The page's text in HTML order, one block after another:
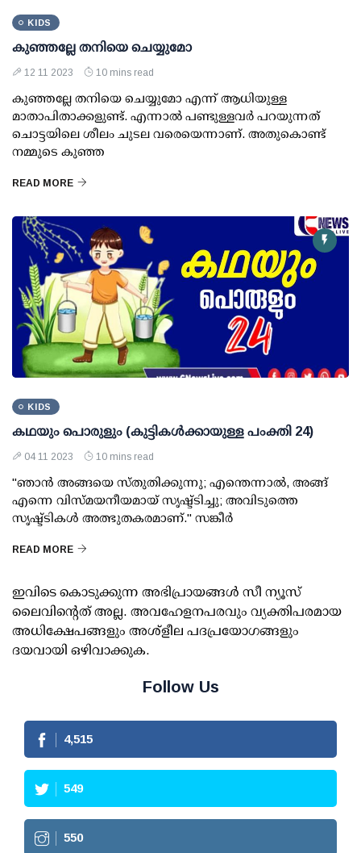
KIDS
കുഞ്ഞല്ലേ തനിയെ ചെയ്യുമോ
12 11 2023 10 mins read
കുഞ്ഞല്ലേ തനിയെ ചെയ്യുമോ എന്ന് ആധിയുള്ള
മാതാപിതാക്കളുണ്ട്. എന്നാല്‍ പണ്ടുള്ളവര്‍ പറയുന്നത്
ചൊട്ടയിലെ ശീലം ചുടല വരെയെന്നാണ്. അതുകൊണ്ട്
നമ്മുടെ കുഞ്ഞ
READ MORE
KIDS
കഥയും പൊരുളും (കുട്ടികൾക്കായുള്ള പംക്തി 24)
04 11 2023 10 mins read
"ഞാൻ അങ്ങയെ സ്തുതിക്കുന്നു; എന്തെന്നാൽ, അങ്ങ്
എന്നെ വിസ്മയനീയമായ് സൃഷ്ട്ടിച്ചു; അവിടുത്തെ
സൃഷ്ട്ടികൾ അത്ഭുതകരമാണ്." സങ്കീർ
READ MORE
ഇവിടെ കൊടുക്കുന്ന അഭിപ്രായങ്ങള്‍ സീ ന്യൂസ്
ലൈവിന്റെത് അല്ല. അവഹേളനപരവും വ്യക്തിപരമായ
അധിക്ഷേപങ്ങളും അശ്‌ളീല പദപ്രയോഗങ്ങളും
ദയവായി ഒഴിവാക്കുക.
Follow Us
4,990
610
612